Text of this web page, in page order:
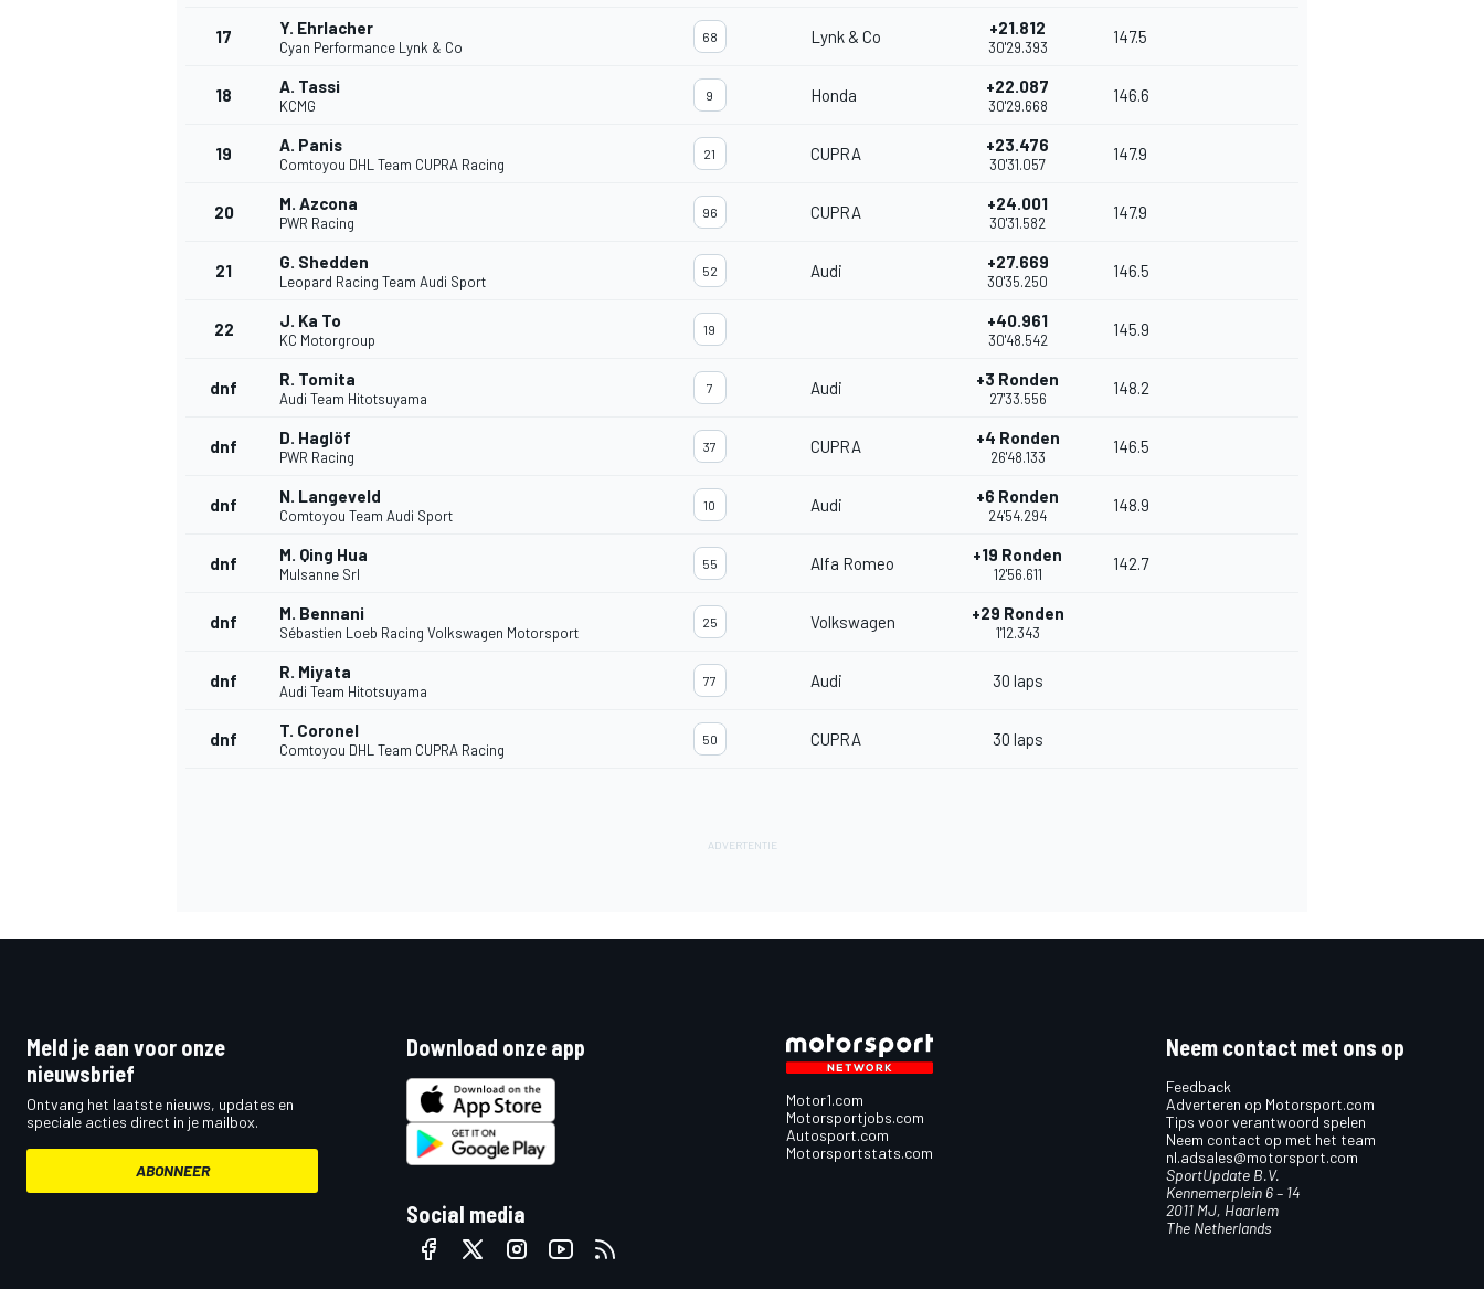
17 Y. Ehrlacher
Cyan Performance Lynk & Co
68 Lynk & Co +21.812
30'29.393
147.5
18 A. Tassi
KCMG
9 Honda +22.087
30'29.668
146.6
19 A. Panis
Comtoyou DHL Team CUPRA Racing
21 CUPRA +23.476
30'31.057
147.9
20 M. Azcona
PWR Racing
96 CUPRA +24.001
30'31.582
147.9
21 G. Shedden
Leopard Racing Team Audi Sport
52 Audi +27.669
30'35.250
146.5
22 J. Ka To
KC Motorgroup
19 +40.961
30'48.542
145.9
dnf R. Tomita
Audi Team Hitotsuyama
7 Audi +3 Ronden
27'33.556
148.2
dnf D. Haglöf
PWR Racing
37 CUPRA +4 Ronden
26'48.133
146.5
dnf N. Langeveld
Comtoyou Team Audi Sport
10 Audi +6 Ronden
24'54.294
148.9
dnf M. Qing Hua
Mulsanne Srl
55 Alfa Romeo +19 Ronden
12'56.611
142.7
dnf M. Bennani
Sébastien Loeb Racing Volkswagen Motorsport
25 Volkswagen +29 Ronden
1'12.343
dnf R. Miyata
Audi Team Hitotsuyama
77 Audi 30 laps
dnf T. Coronel
Comtoyou DHL Team CUPRA Racing
50 CUPRA 30 laps
Meld je aan voor onze
nieuwsbrief
Ontvang het laatste nieuws, updates en
speciale acties direct in je mailbox.
ABONNEER
Download onze app
Social media
Motor1.com
Motorsportjobs.com
Autosport.com
Motorsportstats.com
Neem contact met ons op
Feedback
Adverteren op Motorsport.com
Tips voor verantwoord spelen
Neem contact op met het team
nl.adsales@motorsport.com
SportUpdate B.V.
Kennemerplein 6 – 14
2011 MJ, Haarlem
The Netherlands